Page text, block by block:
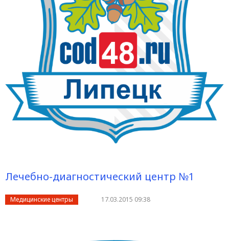
Лечебно-диагностический центр №1
Медицинские центры 17.03.2015 09:38